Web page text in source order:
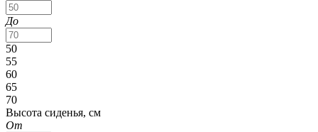
До
50
55
60
65
70
Высота сиденья, см
От